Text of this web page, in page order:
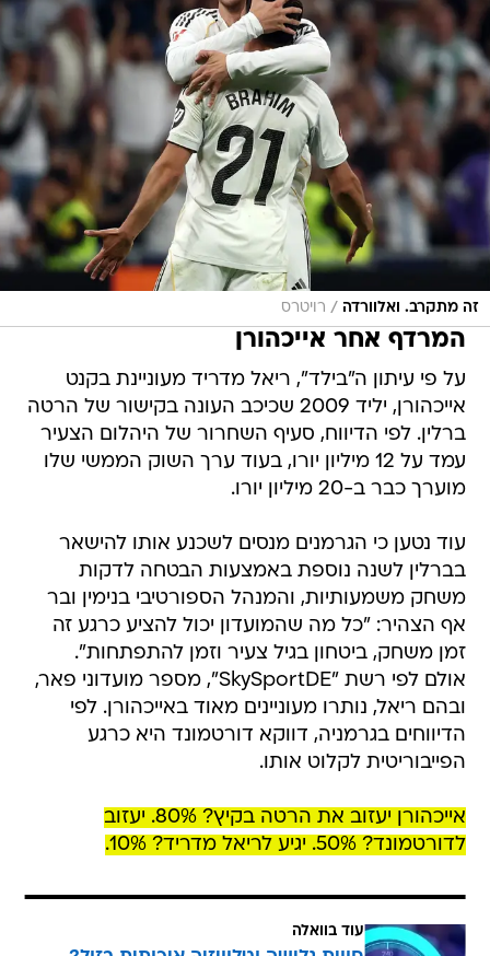
זה מתקרב. ואלוורדה / רויטרס
המרדף אחר אייכהורן
על פי עיתון ה"בילד", ריאל מדריד מעוניינת בקנט
אייכהורן, יליד 2009 שכיכב העונה בקישור של הרטה
ברלין. לפי הדיווח, סעיף השחרור של היהלום הצעיר
עמד על 12 מיליון יורו, בעוד ערך השוק הממשי שלו
מוערך כבר ב-20 מיליון יורו.
עוד נטען כי הגרמנים מנסים לשכנע אותו להישאר
בברלין לשנה נוספת באמצעות הבטחה לדקות
משחק משמעותיות, והמנהל הספורטיבי בנימין ובר
אף הצהיר: "כל מה שהמועדון יכול להציע כרגע זה
זמן משחק, ביטחון בגיל צעיר וזמן להתפתחות".
אולם לפי רשת "SkySportDE", מספר מועדוני פאר,
ובהם ריאל, נותרו מעוניינים מאוד באייכהורן. לפי
הדיווחים בגרמניה, דווקא דורטמונד היא כרגע
הפייבוריטית לקלוט אותו.
אייכהורן יעזוב את הרטה בקיץ? 80%. יעזוב
לדורטמונד? 50%. יגיע לריאל מדריד? 10%.
עוד בוואלה